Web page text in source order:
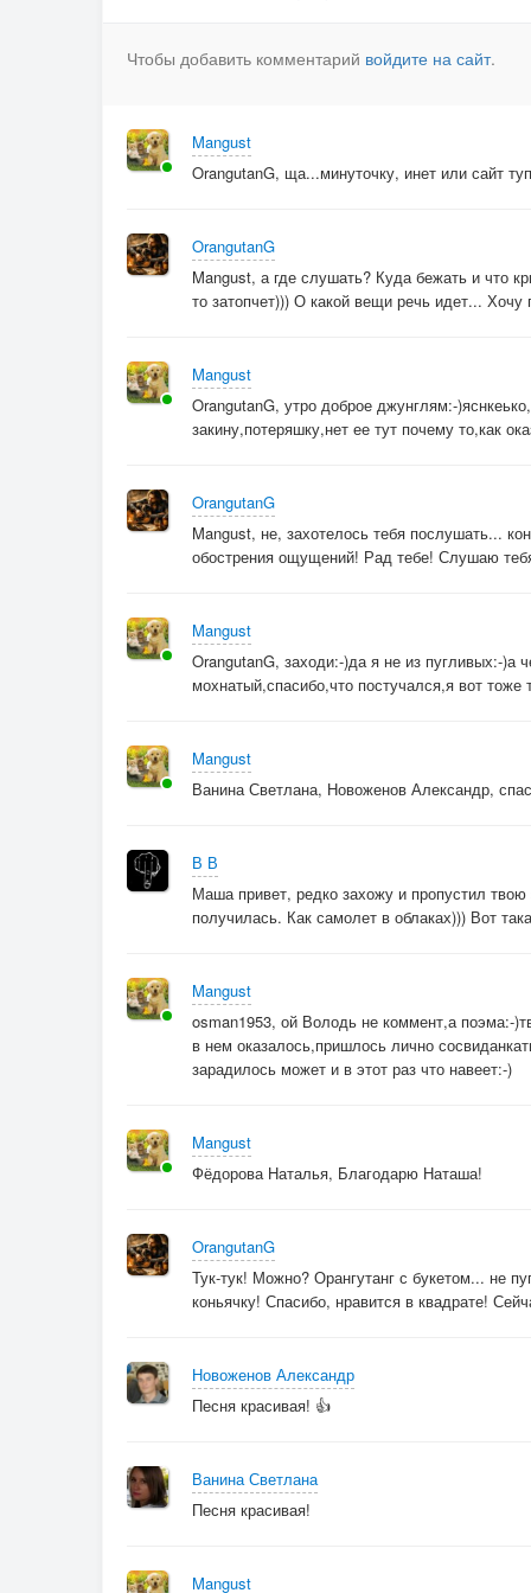
Но сквозь шум и бег часов,
Отпустить всё в мир теней.
Под душем фонарей
Остался островок
Волшебных дней.
Что сохранил тепло
Сквозь все невзгоды.
В суете — свой тайный смысл:
То закат, а то рассвет —
По спирали - это жизнь.
Оторвёт вновь от земли…
Знаешь, если всё был сон —
Пусть такие снятся сны.
На «было» и «теперь»,
Там время — не поток,
Он ждёт, когда вернусь,
Чтоб снова слышать смех —
Там, где живёт Любовь
Ведь где-то там, вдали,
Под душем фонарей
Остался островок
Кусочка наших душ,
Что сохранил тепло
Вновь аэропорт, ночь
Вновь она — на взлёт полоса...
Чтобы добавить комментарий войдите на сайт.
Mangust
OrangutanG, ща...минуточку, инет или сайт
OrangutanG
Mangust, а где слушать? Куда бежать и что
то затопчет))) О какой вещи речь идет...
Mangust
OrangutanG, утро доброе джунглям:-
закину,потеряшку,нет ее тут почему то,как
OrangutanG
Mangust, не, захотелось тебя послушать...
обострения ощущений! Рад тебе! Слушаю
Mangust
OrangutanG, заходи:-)да я не из пугливых:-)а
мохнатый,спасибо,что постучался,я вот тоже
Mangust
Ванина Светлана, Новоженов Александр,
В В
Маша привет, редко захожу и пропустил
получилась. Как самолет в облаках))) Вот
Mangust
osman1953, ой Володь не коммент,а поэма:-
в нем оказалось,пришлось лично
зарадилось может и в этот раз что навеет:-)
Mangust
Фёдорова Наталья, Благодарю Наташа!
OrangutanG
Тук-тук! Можно? Орангутанг с букетом... не
коньячку! Спасибо, нравится в квадрате!
Новоженов Александр
Песня красивая! 👍
Ванина Светлана
Песня красивая!
Mangust